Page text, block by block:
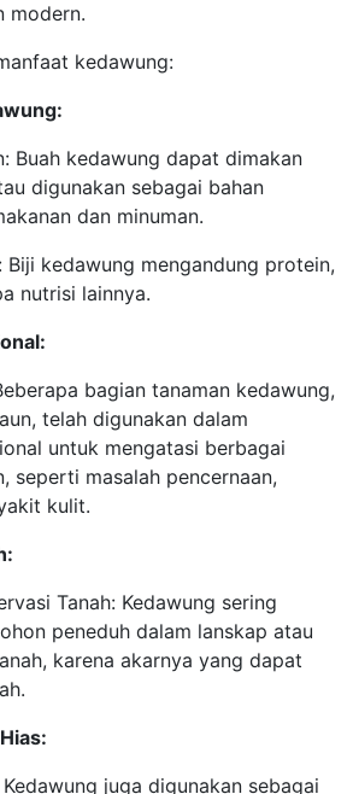
modern.
kedawung:
Buah kedawung dapat dimakan
digunakan sebagai bahan
dan minuman.
Biji kedawung mengandung protein,
nutrisi lainnya.
bagian tanaman kedawung,
telah digunakan dalam
untuk mengatasi berbagai
seperti masalah pencernaan,
kulit.
Tanah: Kedawung sering
peneduh dalam lanskap atau
karena akarnya yang dapat
juga digunakan sebagai